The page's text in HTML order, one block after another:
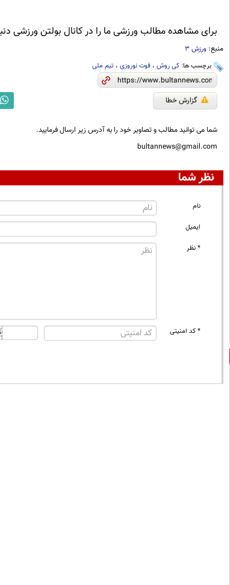
برای مشاهده مطالب ورزشی ما را در کانال بولتن ورزشی
منبع: ورزش 3
برچسب ها: کی روش، فوت نوروزی، تیم ملی
گزارش خطا
شما می توانید مطالب و تصاویر خود را به آدرس زیر ارسال فرمایید.
bultannews@gmail.com
نظر شما
نام
ایمیل
* نظر
* کد امنیتی